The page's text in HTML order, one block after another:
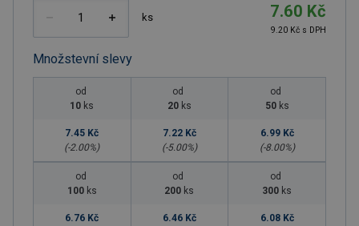
ks 7.60 Kč
9.20 Kč s DPH
Množstevní slevy
od
10 ks
7.45 Kč
(-2.00%)
od
20 ks
7.22 Kč
(-5.00%)
od
50 ks
6.99 Kč
(-8.00%)
od
100 ks
6.76 Kč
od
200 ks
6.46 Kč
od
300 ks
6.08 Kč